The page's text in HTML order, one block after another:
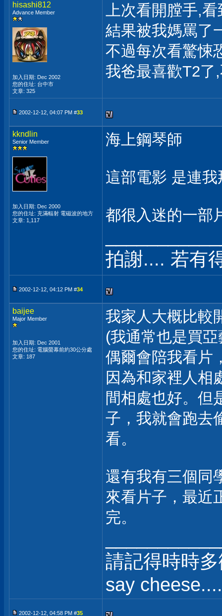
hisashi812
Advance Member
加入日期: Dec 2002
您的住址: 台中市
文章: 325
上次看開膛手,
結果被我媽罵了
不過每次看驚悚
我爸最喜歡T2了
2002-12-12, 04:07 PM #33
kkndlin
Senior Member
加入日期: Dec 2000
您的住址: 充滿輻射 電磁波的地方
文章: 1,117
海上鋼琴師
這部電影 是連
都很入迷的一部
拍謝.... 若有
2002-12-12, 04:12 PM #34
baijee
Major Member
加入日期: Dec 2001
您的住址: 電腦螢幕前約30公分處
文章: 187
我家人大概比較
(我通常也是買
偶爾會陪我看片
因為和家裡人相
間相處也好。但
子，我就會跑去
看。
還有我有三個同
來看片子，最近
完。
請記得時時
say
2002-12-12, 04:58 PM #35